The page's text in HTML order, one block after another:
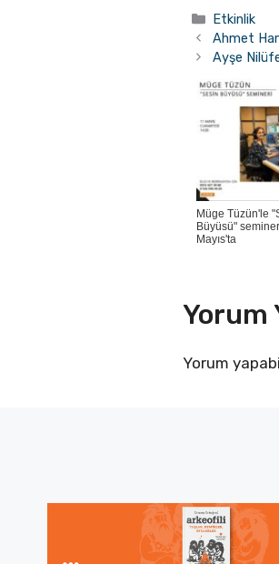
Kategoriler
Etkinlik
Ahmet
Ayşe
Müge Tüzün'le
Büyüsü"
Mayıs'ta
Yorum
Yorum